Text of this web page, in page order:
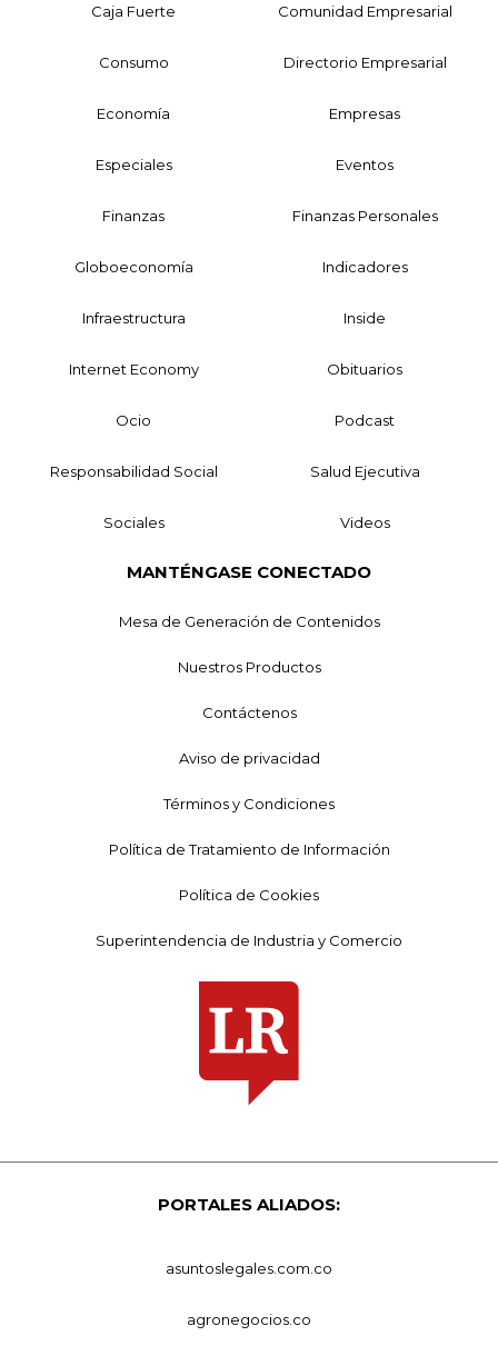
Caja Fuerte Comunidad Empresarial
Consumo Directorio Empresarial
Economía Empresas
Especiales Eventos
Finanzas Finanzas Personales
Globoeconomía Indicadores
Infraestructura Inside
Internet Economy Obituarios
Ocio Podcast
Responsabilidad Social Salud Ejecutiva
Sociales Videos
MANTÉNGASE CONECTADO
Mesa de Generación de Contenidos
Nuestros Productos
Contáctenos
Aviso de privacidad
Términos y Condiciones
Política de Tratamiento de Información
Política de Cookies
Superintendencia de Industria y Comercio
PORTALES ALIADOS:
asuntoslegales.com.co
agronegocios.co